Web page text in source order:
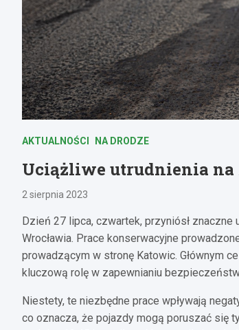
AKTUALNOŚCI NA DRODZE
Uciążliwe utrudnienia na
2 sierpnia 2023
Dzień 27 lipca, czwartek, przyniósł
Wrocławia. Prace konserwacyjne
prowadzącym w stronę Katowic. Głównym
kluczową rolę w zapewnianiu
Niestety, te niezbędne prace wpływają
co oznacza, że pojazdy mogą poruszać się